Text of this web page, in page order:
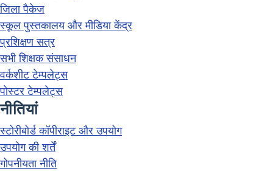
जिला पैकेज
स्कूल पुस्तकालय और मीडिया केंद्र
प्रशिक्षण सत्र
सभी शिक्षक संसाधन
वर्कशीट टेम्पलेट्स
पोस्टर टेम्पलेट्स
नीतियां
स्टोरीबोर्ड कॉपीराइट और उपयोग
उपयोग की शर्तें
गोपनीयता नीति